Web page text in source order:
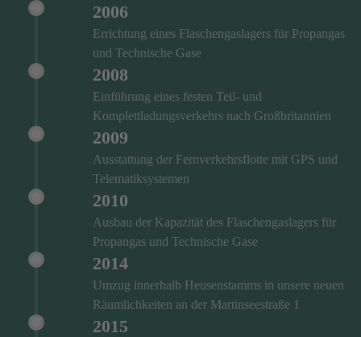
2006
Errichtung eines Flaschengaslagers für Propangas
und Technische Gase
2008
Einführung eines festen Teil- und
Komplettladungsverkehrs nach Großbritannien
2009
Ausstattung der Fernverkehrsflotte mit GPS und
Telematiksystemen
2010
Ausbau der Kapazität des Flaschengaslagers für
Propangas und Technische Gase
2014
Umzug innerhalb Heusenstamms in unsere neuen
Räumlichkeiten an der Martinseestraße 1
2015